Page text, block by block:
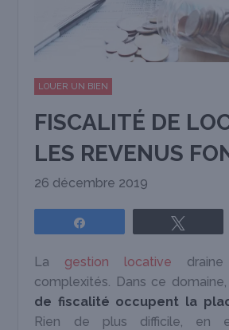
LOUER UN BIEN
FISCALITÉ DE
LES REVENUS
26 décembre 2019
La gestion locative
complexités. Dans ce domaine,
de fiscalité occupent la
Rien de plus difficile, en